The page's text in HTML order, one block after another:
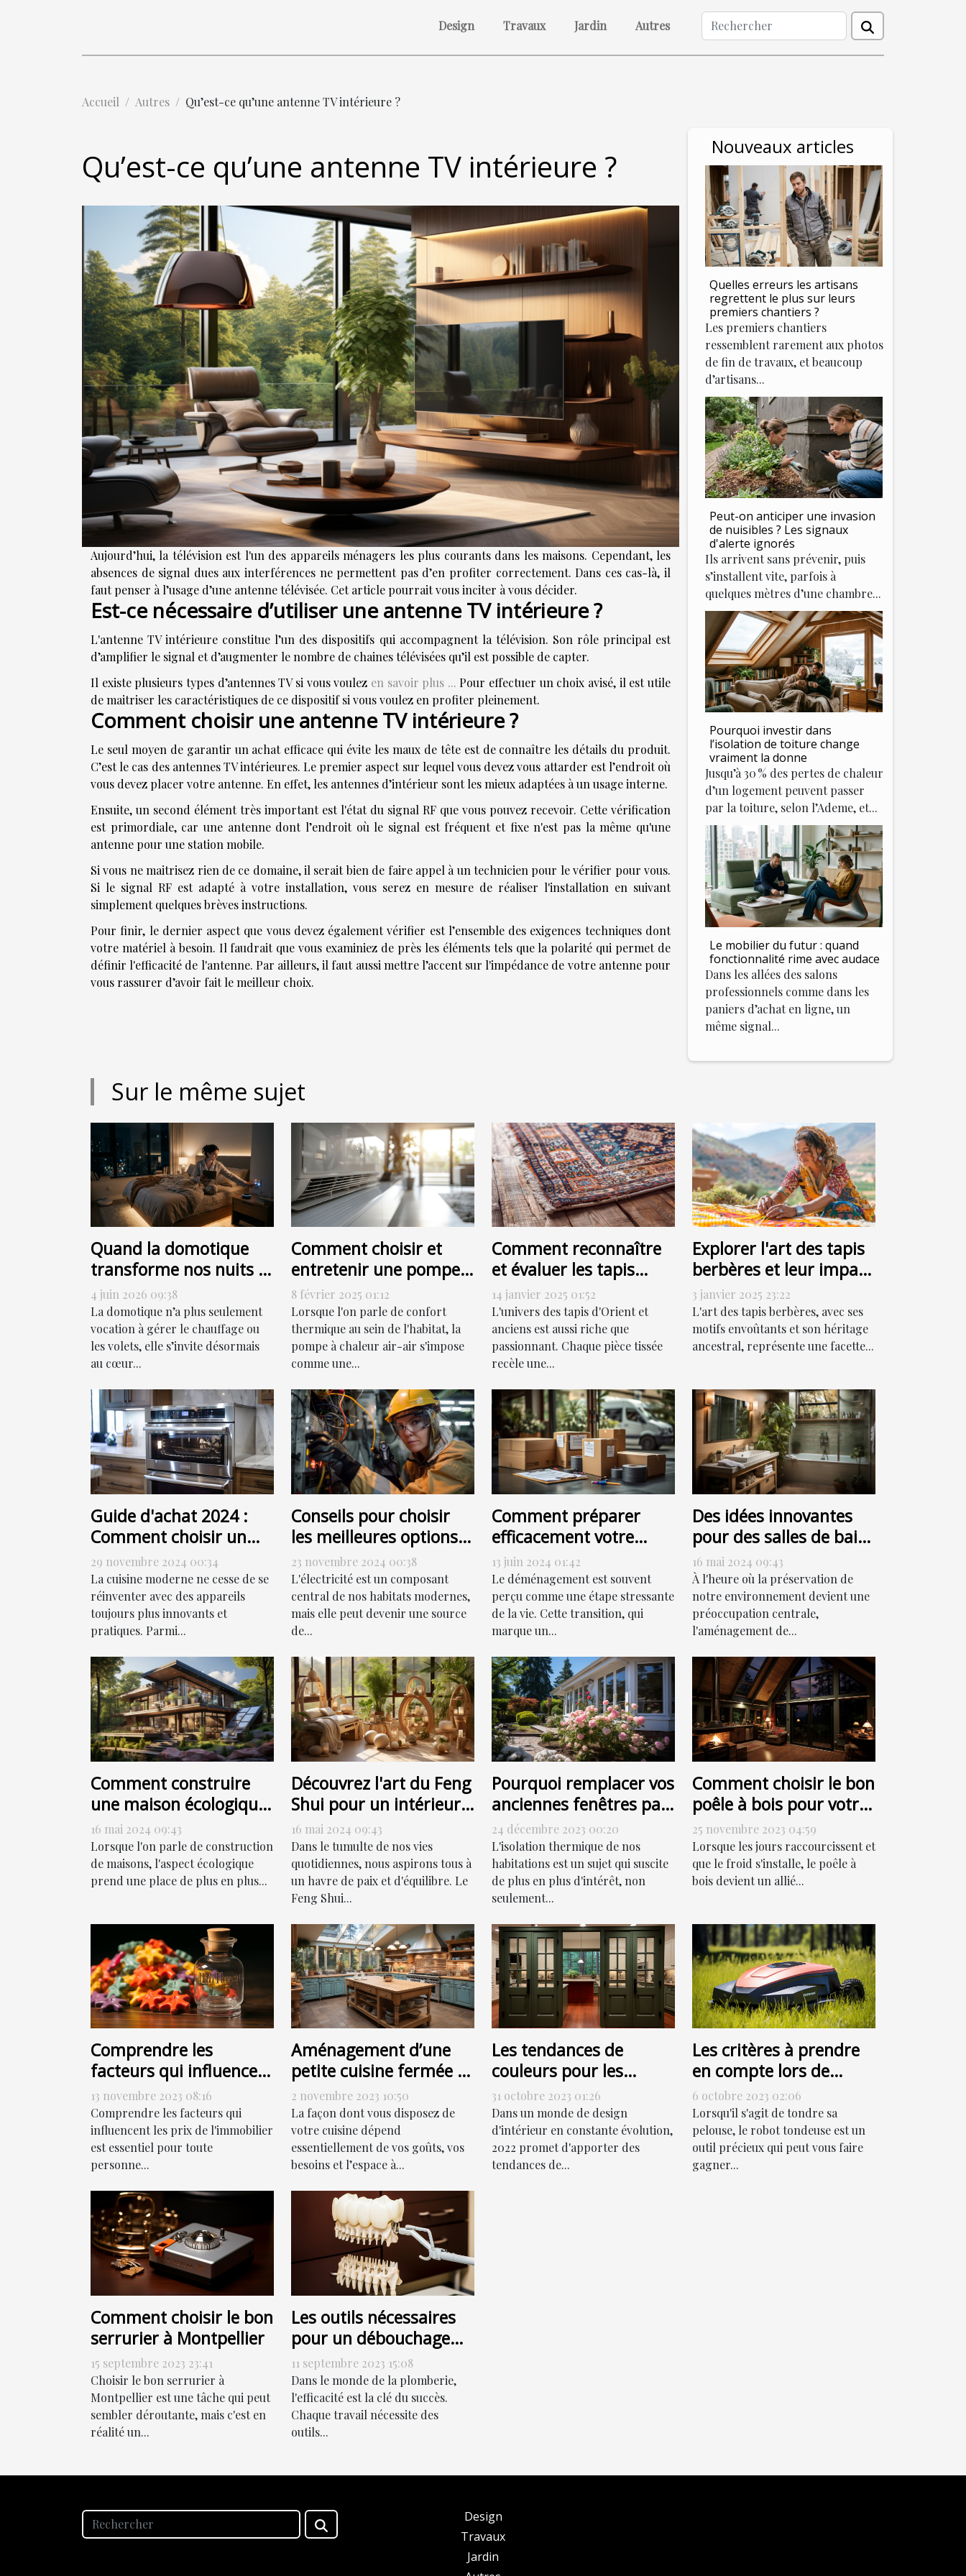
Design Travaux Jardin Autres
Accueil Autres Qu’est-ce qu’une antenne TV intérieure ?
Qu’est-ce qu’une antenne TV intérieure ?
Aujourd’hui, la télévision est l'un des appareils ménagers les plus courants dans les maisons. Cependant, les
absences de signal dues aux interférences ne permettent pas d’en profiter correctement. Dans ces cas-là, il
faut penser à l’usage d’une antenne télévisée. Cet article pourrait vous inciter à vous décider.
Est-ce nécessaire d’utiliser une antenne TV intérieure ?
L'antenne TV intérieure constitue l’un des dispositifs qui accompagnent la télévision. Son rôle principal est
d’amplifier le signal et d’augmenter le nombre de chaines télévisées qu’il est possible de capter.
Il existe plusieurs types d’antennes TV si vous voulez en savoir plus ... Pour effectuer un choix avisé, il est utile
de maitriser les caractéristiques de ce dispositif si vous voulez en profiter pleinement.
Comment choisir une antenne TV intérieure ?
Le seul moyen de garantir un achat efficace qui évite les maux de tête est de connaître les détails du produit.
C’est le cas des antennes TV intérieures. Le premier aspect sur lequel vous devez vous attarder est l’endroit où
vous devez placer votre antenne. En effet, les antennes d’intérieur sont les mieux adaptées à un usage interne.
Ensuite, un second élément très important est l'état du signal RF que vous pouvez recevoir. Cette vérification
est primordiale, car une antenne dont l’endroit où le signal est fréquent et fixe n'est pas la même qu'une
antenne pour une station mobile.
Si vous ne maitrisez rien de ce domaine, il serait bien de faire appel à un technicien pour le vérifier pour vous.
Si le signal RF est adapté à votre installation, vous serez en mesure de réaliser l'installation en suivant
simplement quelques brèves instructions.
Pour finir, le dernier aspect que vous devez également vérifier est l’ensemble des exigences techniques dont
votre matériel à besoin. Il faudrait que vous examiniez de près les éléments tels que la polarité qui permet de
définir l'efficacité de l'antenne. Par ailleurs, il faut aussi mettre l’accent sur l'impédance de votre antenne pour
vous rassurer d’avoir fait le meilleur choix.
Nouveaux articles
Quelles erreurs les artisans
regrettent le plus sur leurs
premiers chantiers ?
Les premiers chantiers
ressemblent rarement aux photos
de fin de travaux, et beaucoup
d’artisans...
Peut-on anticiper une invasion
de nuisibles ? Les signaux
d'alerte ignorés
Ils arrivent sans prévenir, puis
s’installent vite, parfois à
quelques mètres d’une chambre...
Pourquoi investir dans
l’isolation de toiture change
vraiment la donne
Jusqu’à 30 % des pertes de chaleur
d’un logement peuvent passer
par la toiture, selon l’Ademe, et...
Le mobilier du futur : quand
fonctionnalité rime avec audace
Dans les allées des salons
professionnels comme dans les
paniers d’achat en ligne, un
même signal...
Sur le même sujet
Quand la domotique
transforme nos nuits :
allumer, programmer
ou sensoriser ?
4 juin 2026 09:38
La domotique n’a plus seulement
vocation à gérer le chauffage ou
les volets, elle s’invite désormais
au cœur...
Comment choisir et
entretenir une pompe à
chaleur air-air
efficacement
8 février 2025 01:12
Lorsque l'on parle de confort
thermique au sein de l'habitat, la
pompe à chaleur air-air s'impose
comme une...
Comment reconnaître
et évaluer les tapis
d'Orient et anciens
pour la vente
14 janvier 2025 01:52
L'univers des tapis d'Orient et
anciens est aussi riche que
passionnant. Chaque pièce tissée
recèle une...
Explorer l'art des tapis
berbères et leur impact
culturel
3 janvier 2025 23:22
L'art des tapis berbères, avec ses
motifs envoûtants et son héritage
ancestral, représente une facette...
Guide d'achat 2024 :
Comment choisir un
four combiné à vapeur
29 novembre 2024 00:34
La cuisine moderne ne cesse de se
réinventer avec des appareils
toujours plus innovants et
pratiques. Parmi...
Conseils pour choisir
les meilleures options
de dépannage
électrique
23 novembre 2024 00:38
L'électricité est un composant
central de nos habitats modernes,
mais elle peut devenir une source
de...
Comment préparer
efficacement votre
déménagement pour
une transition en
douceur
13 juin 2024 01:42
Le déménagement est souvent
perçu comme une étape stressante
de la vie. Cette transition, qui
marque un...
Des idées innovantes
pour des salles de bain
respectueuses de
l'environnement
16 mai 2024 09:43
À l'heure où la préservation de
notre environnement devient une
préoccupation centrale,
l'aménagement de...
Comment construire
une maison écologique
sans sacrifier le style
16 mai 2024 09:43
Lorsque l'on parle de construction
de maisons, l'aspect écologique
prend une place de plus en plus...
Découvrez l'art du Feng
Shui pour un intérieur
harmonieux
16 mai 2024 09:43
Dans le tumulte de nos vies
quotidiennes, nous aspirons tous à
un havre de paix et d'équilibre. Le
Feng Shui...
Pourquoi remplacer vos
anciennes fenêtres par
des fenêtres PVC peut
contribuer à la
réduction de votre
facture énergétique
24 décembre 2023 00:20
L'isolation thermique de nos
habitations est un sujet qui suscite
de plus en plus d'intérêt, non
seulement...
Comment choisir le bon
poêle à bois pour votre
habitation
25 novembre 2023 04:59
Lorsque les jours raccourcissent et
que le froid s'installe, le poêle à
bois devient un allié...
Comprendre les
facteurs qui influencent
les prix de l'immobilier
13 novembre 2023 08:16
Comprendre les facteurs qui
influencent les prix de l'immobilier
est essentiel pour toute
personne...
Aménagement d’une
petite cuisine fermée :
comment s’y prendre ?
2 novembre 2023 10:50
La façon dont vous disposez de
votre cuisine dépend
essentiellement de vos goûts, vos
besoins et l’espace à...
Les tendances de
couleurs pour les
portes de couloir en
2022
31 octobre 2023 01:26
Dans un monde de design
d'intérieur en constante évolution,
2022 promet d'apporter des
tendances de...
Les critères à prendre
en compte lors de
l'achat d'un robot
tondeuse
6 octobre 2023 02:06
Lorsqu'il s'agit de tondre sa
pelouse, le robot tondeuse est un
outil précieux qui peut vous faire
gagner...
Comment choisir le bon
serrurier à Montpellier
15 septembre 2023 23:41
Choisir le bon serrurier à
Montpellier est une tâche qui peut
sembler déroutante, mais c'est en
réalité un...
Les outils nécessaires
pour un débouchage
efficace
11 septembre 2023 15:08
Dans le monde de la plomberie,
l'efficacité est la clé du succès.
Chaque travail nécessite des
outils...
Design
Travaux
Jardin